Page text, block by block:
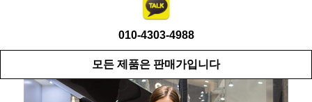
010-4303-4988
모든 제품은 판매가입니다